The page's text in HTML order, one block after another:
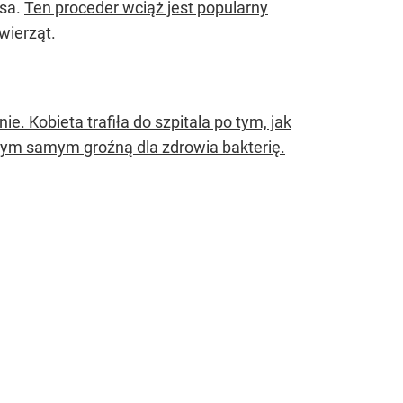
Ten proceder wciąż jest popularny
Kobieta trafiła do szpitala po tym, jak
samym groźną dla zdrowia bakterię.